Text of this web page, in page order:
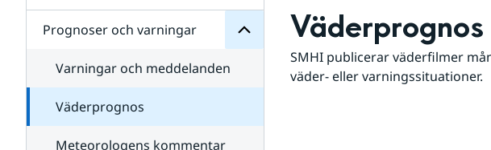
Prognoser och varningar
Varningar och meddelanden
Väderprognos
Meteorologens kommentar
Väderprognos
SMHI publicerar väderfilmer
väder- eller varningssituationer.